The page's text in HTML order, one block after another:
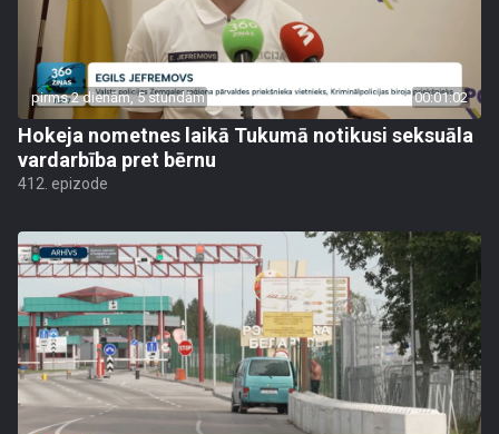
pirms 2 dienām, 5 stundām 00:01:02
Hokeja nometnes laikā Tukumā notikusi seksuāla
vardarbība pret bērnu
412. epizode